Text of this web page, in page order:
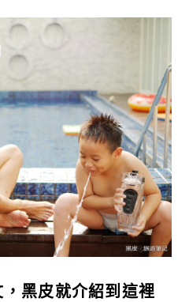
黑皮就介紹到這裡